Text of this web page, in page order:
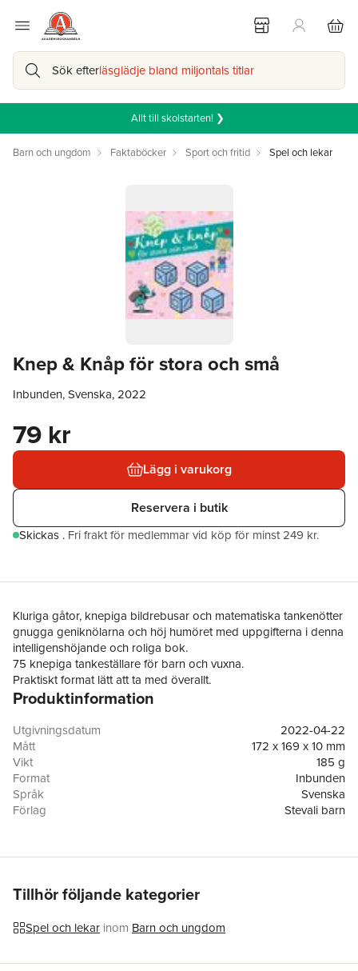
Sök efterläsglädje bland miljontals titlar
Allt till skolstarten! ❯
Barn och ungdom Faktaböcker Sport och fritid Spel och lekar
Knep & Knåp för stora och små
Inbunden, Svenska, 2022
79 kr
Lägg i varukorg
Reservera i butik
Skickas . Fri frakt för medlemmar vid köp för minst 249 kr.
Kluriga gåtor, knepiga bildrebusar och matematiska tankenötter
gnugga geniknölarna och höj humöret med uppgifterna i denna
intelligenshöjande och roliga bok.
75 knepiga tankeställare för barn och vuxna.
Praktiskt format lätt att ta med överallt.
Alla lösningar återfinns i ett översiktligt facit.
Produktinformation
Utgivningsdatum
2022-04-22
Mått
172 x 169 x 10 mm
Vikt
185 g
Format
Inbunden
Språk
Svenska
Förlag
Stevali barn
Tillhör följande kategorier
Spel och lekar inom Barn och ungdom